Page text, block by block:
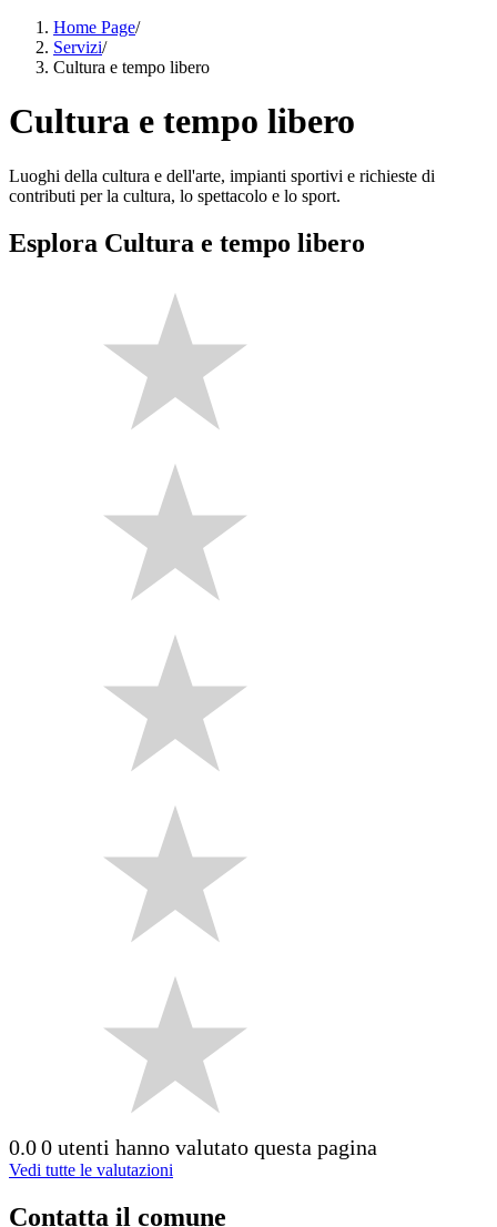
Home Page/
Servizi/
Cultura e tempo libero
Cultura e tempo libero
Luoghi della cultura e dell'arte, impianti sportivi e richieste di
contributi per la cultura, lo spettacolo e lo sport.
Esplora Cultura e tempo libero
0.00 utenti hanno valutato questa pagina
Vedi tutte le valutazioni
Contatta il comune